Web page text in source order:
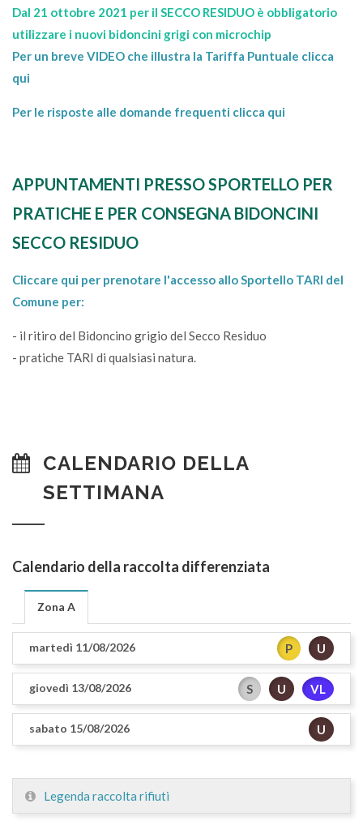
Dal 21 ottobre 2021 per il SECCO RESIDUO è obbligatorio
utilizzare i nuovi bidoncini grigi con microchip
Per un breve VIDEO che illustra la Tariffa Puntuale clicca
qui
Per le risposte alle domande frequenti clicca qui
APPUNTAMENTI PRESSO SPORTELLO PER
PRATICHE E PER CONSEGNA BIDONCINI
SECCO RESIDUO
Cliccare qui per prenotare l'accesso allo Sportello TARI del
Comune per:
- il ritiro del Bidoncino grigio del Secco Residuo
- pratiche TARI di qualsiasi natura.
CALENDARIO DELLA
SETTIMANA
Calendario della raccolta differenziata
Zona A
martedì 11/08/2026 P U
giovedì 13/08/2026 S U VL
sabato 15/08/2026 U
Legenda raccolta rifiuti